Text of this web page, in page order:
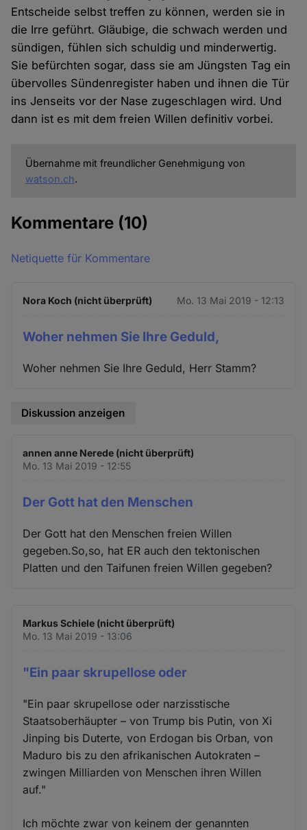
Entscheide selbst treffen zu können, werden sie in
die Irre geführt. Gläubige, die schwach werden und
sündigen, fühlen sich schuldig und minderwertig.
Sie befürchten sogar, dass sie am Jüngsten Tag ein
übervolles Sündenregister haben und ihnen die Tür
ins Jenseits vor der Nase zugeschlagen wird. Und
dann ist es mit dem freien Willen definitiv vorbei.
Übernahme mit freundlicher Genehmigung von
watson.ch.
Kommentare (10)
Netiquette für Kommentare
Nora Koch (nicht überprüft) Mo. 13 Mai 2019 - 12:13
Woher nehmen Sie Ihre Geduld,
Woher nehmen Sie Ihre Geduld, Herr Stamm?
Diskussion anzeigen
annen anne Nerede (nicht überprüft)
Mo. 13 Mai 2019 - 12:55
Der Gott hat den Menschen
Der Gott hat den Menschen freien Willen
gegeben.So,so, hat ER auch den tektonischen
Platten und den Taifunen freien Willen gegeben?
Markus Schiele (nicht überprüft)
Mo. 13 Mai 2019 - 13:06
"Ein paar skrupellose oder
"Ein paar skrupellose oder narzisstische
Staatsoberhäupter – von Trump bis Putin, von Xi
Jinping bis Duterte, von Erdogan bis Orban, von
Maduro bis zu den afrikanischen Autokraten –
zwingen Milliarden von Menschen ihren Willen
auf."
Ich möchte zwar von keinem der genannten